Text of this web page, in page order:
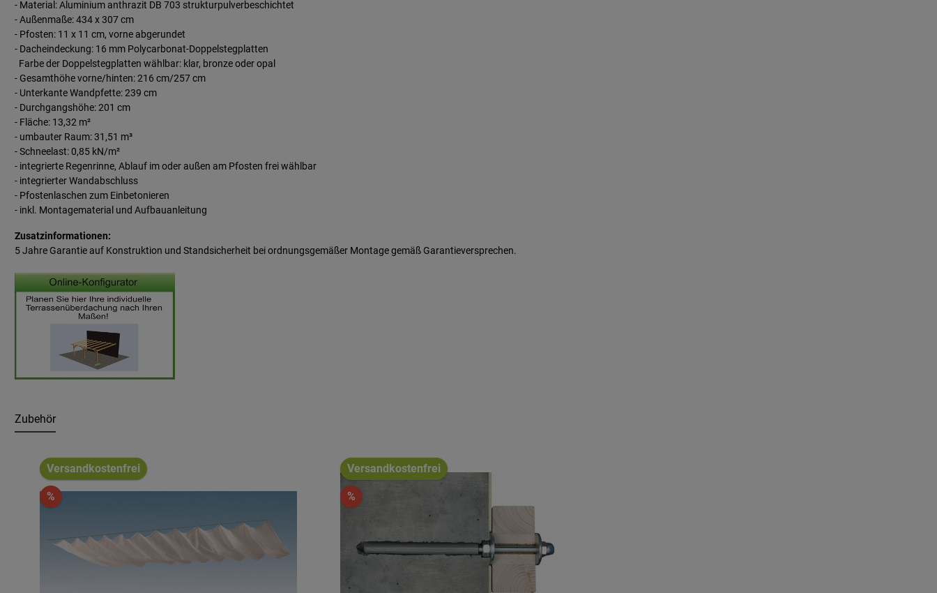
- Material: Aluminium anthrazit DB 703 strukturpulverbeschichtet
- Außenmaße: 434 x 307 cm
- Pfosten: 11 x 11 cm, vorne abgerundet
- Dacheindeckung: 16 mm Polycarbonat-Doppelstegplatten
Farbe der Doppelstegplatten wählbar: klar, bronze oder opal
- Gesamthöhe vorne/hinten: 216 cm/257 cm
- Unterkante Wandpfette: 239 cm
- Durchgangshöhe: 201 cm
- Fläche: 13,32 m²
- umbauter Raum: 31,51 m³
- Schneelast: 0,85 kN/m²
- integrierte Regenrinne, Ablauf im oder außen am Pfosten frei wählbar
- integrierter Wandabschluss
- Pfostenlaschen zum Einbetonieren
- inkl. Montagematerial und Aufbauanleitung
Zusatzinformationen:
5 Jahre Garantie auf Konstruktion und Standsicherheit bei ordnungsgemäßer Montage gemäß Garantieversprechen.
Zubehör
Versandkostenfrei
%
Versandkostenfrei
%